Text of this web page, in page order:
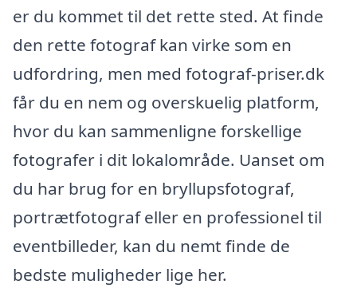
er du kommet til det rette sted. At finde
den rette fotograf kan virke som en
udfordring, men med fotograf-priser.dk
får du en nem og overskuelig platform,
hvor du kan sammenligne forskellige
fotografer i dit lokalområde. Uanset om
du har brug for en bryllupsfotograf,
portrætfotograf eller en professionel til
eventbilleder, kan du nemt finde de
bedste muligheder lige her.